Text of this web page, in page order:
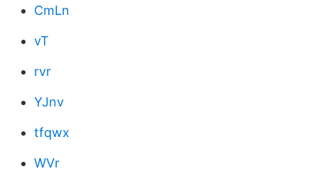
CmLn
vT
rvr
YJnv
tfqwx
WVr